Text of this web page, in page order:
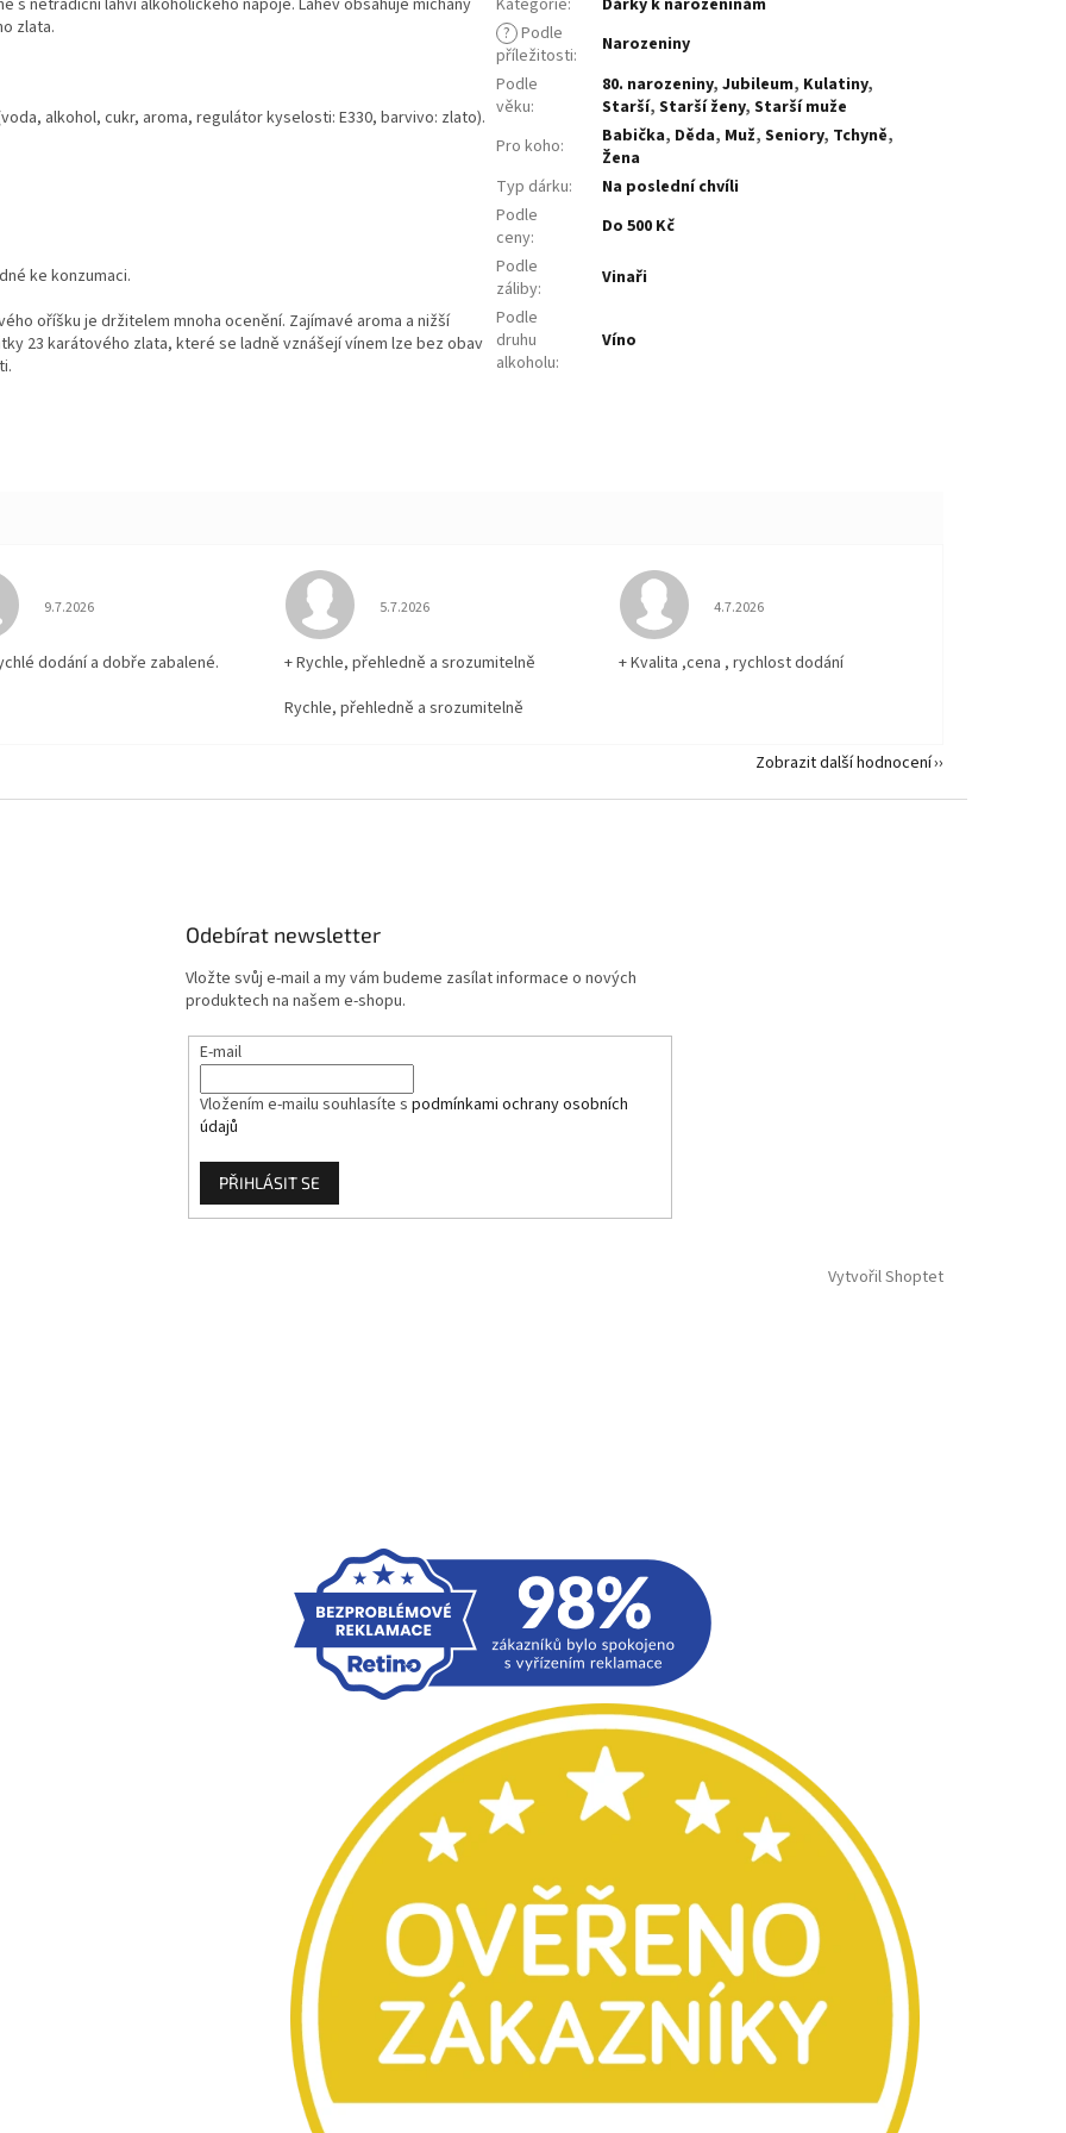
zlata.
alkohol, cukr, aroma, regulátor kyselosti: E330, barvivo: zlato).
ke konzumaci.
oříšku je držitelem mnoha ocenění. Zajímavé aroma a nižší
23 karátového zlata, které se ladně vznášejí vínem lze bez obav
? Podle
příležitosti:
Narozeniny
Podle
věku:
80. narozeniny,Jubileum, Kulatiny,
Starší,Starší ženy,Starší muže
Pro koho: Babička, Děda, Muž,Seniory, Tchyně,
Žena
Typ dárku:
Na poslední chvíli
Podle
ceny:
Do 500 Kč
Podle
záliby:
Vinaři
Podle
druhu
alkoholu:
Víno
Hodnocení obchodu je 5 z 5 hvězdiček.
9.7.2026
dodání a dobře zabalené.
Hodnocení obchodu je 5 z 5 hvězdiček.
5.7.2026
+ Rychle, přehledně a srozumitelně
Rychle, přehledně a srozumitelně
Hodnocení obchodu je 5 z 5 hvězdiček.
4.7.2026
+ Kvalita ,cena , rychlost dodání
Zobrazit další hodnocení
Odebírat newsletter
Vložte svůj e-mail a my vám budeme zasílat informace o nových
produktech na našem e-shopu.
E-mail
Vložením e-mailu souhlasíte s podmínkami ochrany osobních
údajů
PŘIHLÁSIT SE
Vytvořil Shoptet